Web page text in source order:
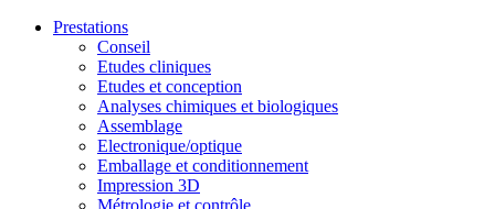
Prestations
Conseil
Etudes cliniques
Etudes et conception
Analyses chimiques et biologiques
Assemblage
Electronique/optique
Emballage et conditionnement
Impression 3D
Métrologie et contrôle